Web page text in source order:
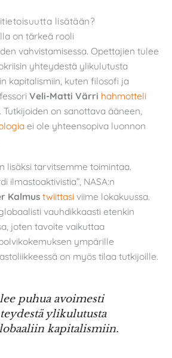
lisätään?
on tärkeä rooli
vahvistamisessa. Opettajien tulee
yhteydestä ylikulutusta
kapitalismiin, kuten filosofi ja
Veli-Matti Värri hahmotteli
Tutkijoiden on sanottava ääneen,
ei ole yhteensopiva luonnon
lisäksi tarvitsemme toimintaa.
ilmastoaktivistia”, NASA:n
Kalmustwiittasi viime lokakuussa.
vauhdikkaasti etenkin
joten tavoite vaikuttaa
ympärille
on myös tilaa tutkijoille.
puhua avoimesti
ylikulutusta
kapitalismiin.